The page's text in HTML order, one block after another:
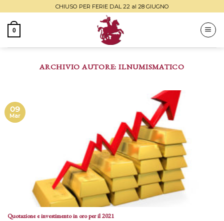
content
CHIUSO PER FERIE DAL 22 al 28 GIUGNO
0
ARCHIVIO AUTORE: ILNUMISMATICO
Quotazione e investimento in oro per il 2021
09
Mar